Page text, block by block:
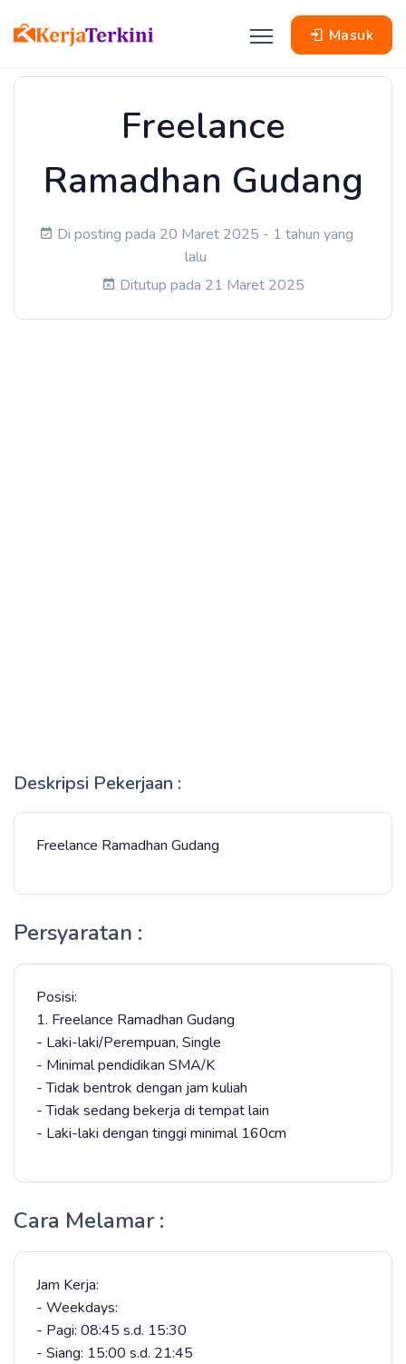
Masuk
Freelance
Ramadhan Gudang
Di posting pada 20 Maret 2025 - 1 tahun yang
lalu
Ditutup pada 21 Maret 2025
Deskripsi Pekerjaan :
Freelance Ramadhan Gudang
Persyaratan :
Posisi:
1. Freelance Ramadhan Gudang
- Laki-laki/Perempuan, Single
- Minimal pendidikan SMA/K
- Tidak bentrok dengan jam kuliah
- Tidak sedang bekerja di tempat lain
- Laki-laki dengan tinggi minimal 160cm
Cara Melamar :
Jam Kerja:
- Weekdays:
- Pagi: 08:45 s.d. 15:30
- Siang: 15:00 s.d. 21:45